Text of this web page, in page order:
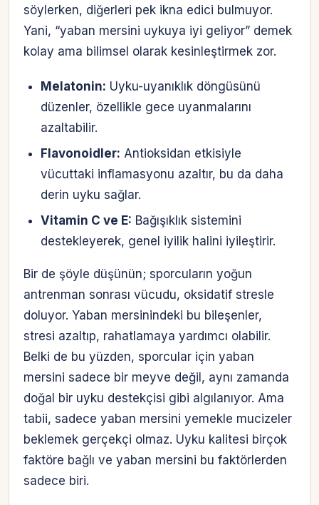
söylerken, diğerleri pek ikna edici bulmuyor.
Yani, “yaban mersini uykuya iyi geliyor” demek
kolay ama bilimsel olarak kesinleştirmek zor.
Melatonin: Uyku-uyanıklık döngüsünü
düzenler, özellikle gece uyanmalarını
azaltabilir.
Flavonoidler: Antioksidan etkisiyle
vücuttaki inflamasyonu azaltır, bu da daha
derin uyku sağlar.
Vitamin C ve E: Bağışıklık sistemini
destekleyerek, genel iyilik halini iyileştirir.
Bir de şöyle düşünün; sporcuların yoğun
antrenman sonrası vücudu, oksidatif stresle
doluyor. Yaban mersinindeki bu bileşenler,
stresi azaltıp, rahatlamaya yardımcı olabilir.
Belki de bu yüzden, sporcular için yaban
mersini sadece bir meyve değil, aynı zamanda
doğal bir uyku destekçisi gibi algılanıyor. Ama
tabii, sadece yaban mersini yemekle mucizeler
beklemek gerçekçi olmaz. Uyku kalitesi birçok
faktöre bağlı ve yaban mersini bu faktörlerden
sadece biri.